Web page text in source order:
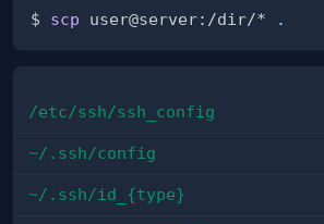
$ scp user@server:/dir/* .
/etc/ssh/ssh_config
~/.ssh/config
~/.ssh/id_{type}